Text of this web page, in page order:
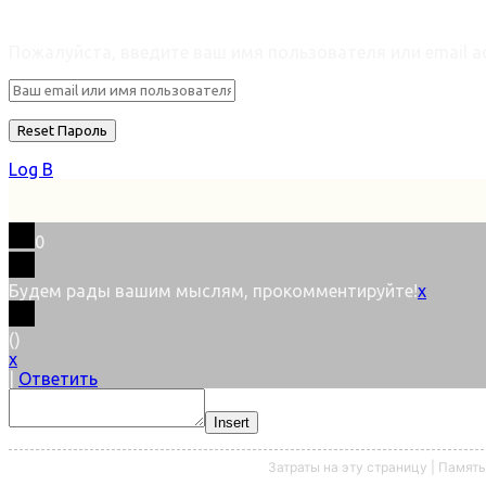
Log В
0
Будем рады вашим мыслям, прокомментируйте!x
()
x
Ответить
Insert
Затраты на эту страницу |